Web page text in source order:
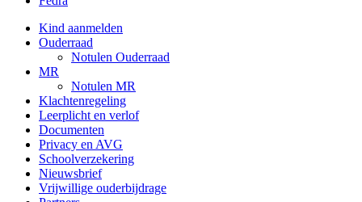
Kind aanmelden
Ouderraad
Notulen Ouderraad
MR
Notulen MR
Klachtenregeling
Leerplicht en verlof
Documenten
Privacy en AVG
Schoolverzekering
Nieuwsbrief
Vrijwillige ouderbijdrage